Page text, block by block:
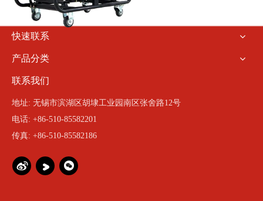
快速联系
产品分类
联系我们
地址: 无锡市滨湖区胡埭工业园南区张舍路12号
电话: +86-510-85582201
传真: +86-510-85582186